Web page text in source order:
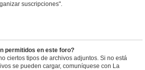
suscripciones".
permitidos en este foro?
ciertos tipos de archivos adjuntos. Si no está
se pueden cargar, comuníquese con La